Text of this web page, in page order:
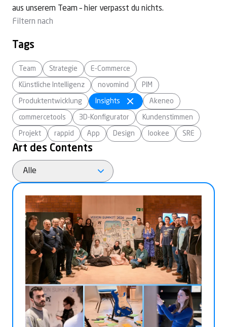
aus unserem Team – hier verpasst du nichts.
Filtern nach
Tags
Team Strategie E-Commerce
Künstliche Intelligenz novomind PIM
Produktentwicklung Insights Akeneo
commercetools 3D-Konfigurator Kundenstimmen
Projekt rappid App Design lookee SRE
Art des Contents
Alle